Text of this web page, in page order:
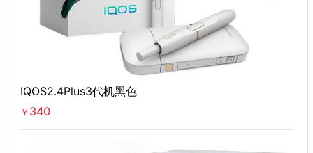
IQOS2.4Plus3代机黑色
￥ 340